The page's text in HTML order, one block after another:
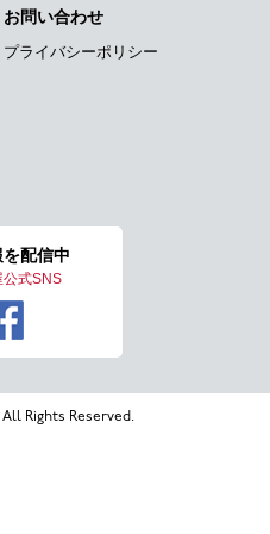
お問い合わせ
プライバシーポリシー
を配信中
公式SNS
Rights Reserved.